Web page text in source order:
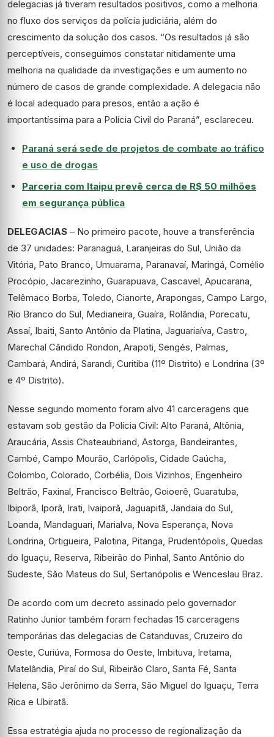
delegacias já tiveram resultados positivos, como a melhoria
no fluxo dos serviços da polícia judiciária, além do
crescimento da solução dos casos. “Os resultados já são
perceptíveis, conseguimos constatar nitidamente uma
melhoria na qualidade da investigações e um aumento no
número de casos de grande complexidade. A delegacia não
é local adequado para presos, então a ação é
importantíssima para a Polícia Civil do Paraná”, esclareceu.
Paraná será sede de projetos de combate ao tráfico
e uso de drogas
Parceria com Itaipu prevê cerca de R$ 50 milhões
em segurança pública
DELEGACIAS – No primeiro pacote, houve a transferência
de 37 unidades: Paranaguá, Laranjeiras do Sul, União da
Vitória, Pato Branco, Umuarama, Paranavaí, Maringá, Cornélio
Procópio, Jacarezinho, Guarapuava, Cascavel, Apucarana,
Telêmaco Borba, Toledo, Cianorte, Arapongas, Campo Largo,
Rio Branco do Sul, Medianeira, Guaíra, Rolândia, Porecatu,
Assaí, Ibaiti, Santo Antônio da Platina, Jaguariaíva, Castro,
Marechal Cândido Rondon, Arapoti, Sengés, Palmas,
Cambará, Andirá, Sarandi, Curitiba (11º Distrito) e Londrina (3º
e 4º Distrito).
Nesse segundo momento foram alvo 41 carceragens que
estavam sob gestão da Polícia Civil: Alto Paraná, Altônia,
Araucária, Assis Chateaubriand, Astorga, Bandeirantes,
Cambé, Campo Mourão, Carlópolis, Cidade Gaúcha,
Colombo, Colorado, Corbélia, Dois Vizinhos, Engenheiro
Beltrão, Faxinal, Francisco Beltrão, Goioerê, Guaratuba,
Ibiporã, Iporã, Irati, Ivaiporã, Jaguapitã, Jandaia do Sul,
Loanda, Mandaguari, Marialva, Nova Esperança, Nova
Londrina, Ortigueira, Palotina, Pitanga, Prudentópolis, Quedas
do Iguaçu, Reserva, Ribeirão do Pinhal, Santo Antônio do
Sudeste, São Mateus do Sul, Sertanópolis e Wenceslau Braz.
De acordo com um decreto assinado pelo governador
Ratinho Junior também foram fechadas 15 carceragens
temporárias das delegacias de Catanduvas, Cruzeiro do
Oeste, Curiúva, Formosa do Oeste, Imbituva, Iretama,
Matelândia, Piraí do Sul, Ribeirão Claro, Santa Fé, Santa
Helena, São Jerônimo da Serra, São Miguel do Iguaçu, Terra
Rica e Ubiratã.
Essa estratégia ajuda no processo de regionalização da